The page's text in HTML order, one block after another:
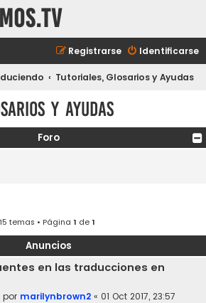
Identificarse
Registrarse
Tutoriales, Glosarios y Ayudas
y Ayudas
Foro
15 temas • Página 1 de1
Anuncios
en las traducciones en
por marilynbrown2 « 01 Oct 2017, 23:57